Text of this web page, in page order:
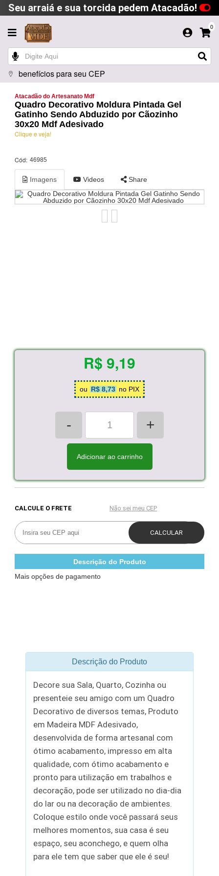
Seu arraiá e sua torcida pedem Atacadão!
0
benefícios para seu CEP
Atacadão do Artesanato Mdf
Quadro Decorativo Moldura Pintada Gel
Gatinho Sendo Abduzido por Cãozinho
30x20 Mdf Adesivado
Clique e veja!
Cód: 46985
Imagens Videos Share
R$ 9,19
ou R$ 8,73 no PIX
- +
Adicionar ao carrinho
Descrição do Produto
Mais opções de pagamento
Descrição do Produto
Decore sua Sala, Quarto, Cozinha ou
presenteie seu amigo com um Quadro
Decorativo de diversos temas, Produto
em Madeira MDF Adesivado,
desenvolvida de forma artesanal com
ótimo acabamento, impresso em alta
qualidade, com ótimo acabamento e
pronto para utilização em trabalhos e
decoração, pode ser utilizado no dia-dia
do lar ou na decoração de ambientes.
Coloque estilo onde você passará seus
melhores momentos, sua casa é seu
espaço, seu aconchego, e quem olha
para ele tem que saber que ele é seu!